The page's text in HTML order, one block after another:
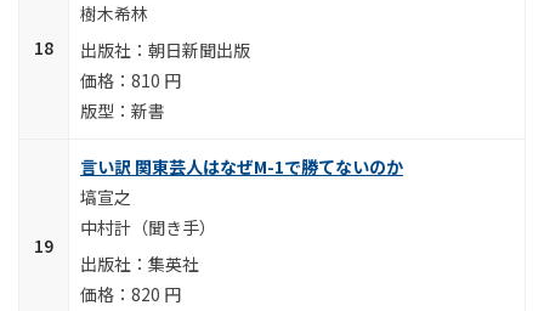
樹木希林
朝日新聞出版
810 円
新書
言い訳 関東芸人はなぜM-1で勝てないのか
塙宣之
中村計（聞き手）
集英社
820 円